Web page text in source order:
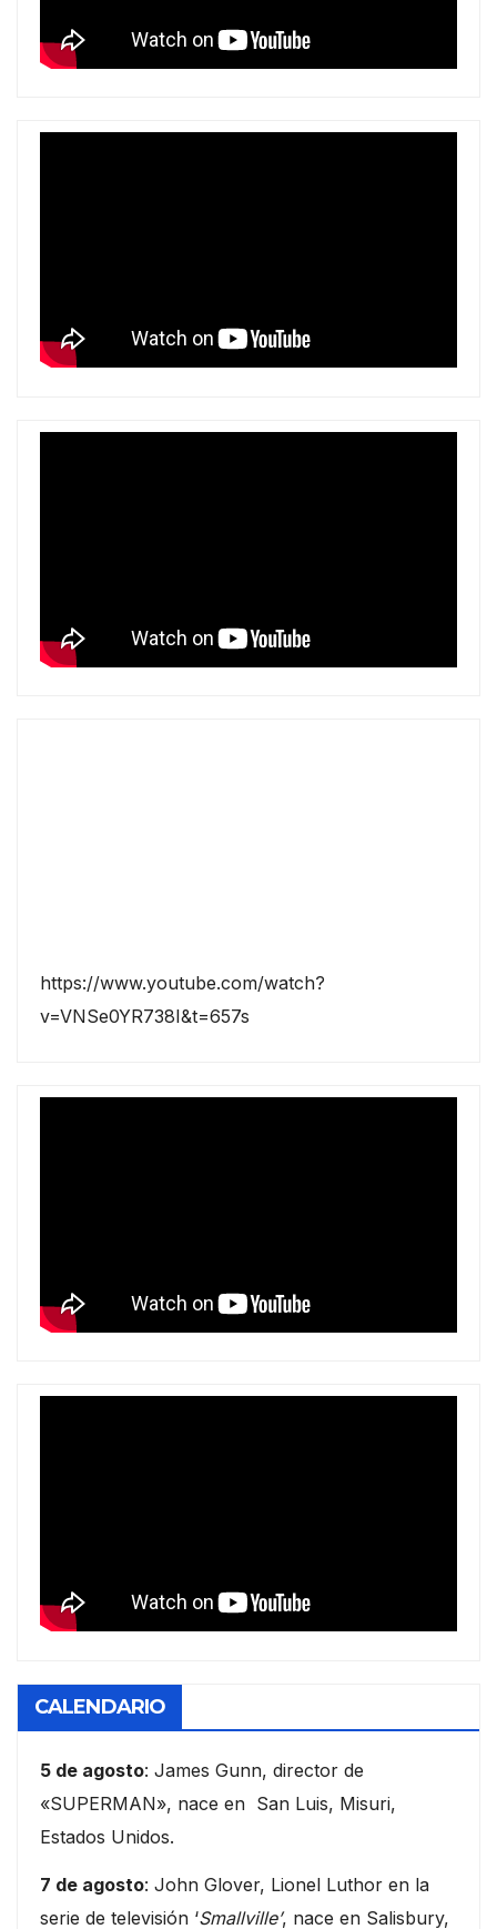
https://www.youtube.com/watch?
v=VNSe0YR738I&t=657s
CALENDARIO
5 de agosto: James Gunn, director de
«SUPERMAN», nace en San Luis, Misuri,
Estados Unidos.
7 de agosto: John Glover, Lionel Luthor en la
serie de televisión ‘Smallville’, nace en Salisbury,